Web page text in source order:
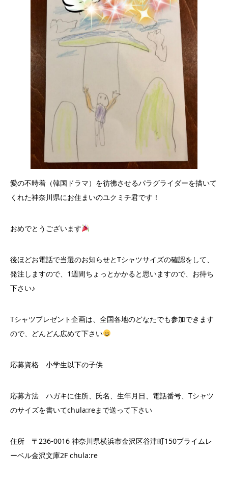
愛の不時着（韓国ドラマ）を彷彿させるパラグライダーを描いて
くれた神奈川県にお住まいのユクミチ君です！
おめでとうございます
後ほどお電話で当選のお知らせとTシャツサイズの確認をして、
発注しますので、1週間ちょっとかかると思いますので、お待ち
下さい♪
Tシャツプレゼント企画は、全国各地のどなたでも参加できます
ので、どんどん広めて下さい
応募資格 小学生以下の子供
応募方法 ハガキに住所、氏名、生年月日、電話番号、Tシャツ
のサイズを書いてchula:reまで送って下さい
住所 〒236-0016 神奈川県横浜市金沢区谷津町150プライムレ
ーベル金沢文庫2F chula:re